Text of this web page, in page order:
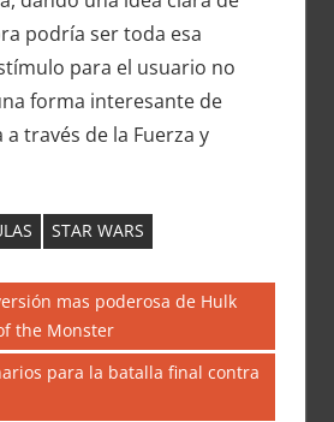
podría ser toda esa
para el usuario no
forma interesante de
través de la Fuerza y
STAR WARS
mas poderosa de Hulk
the Monster
para la batalla final contra